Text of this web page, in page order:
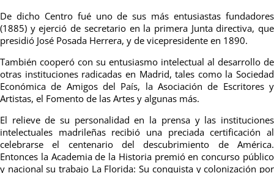
De dicho Centro fué uno de sus más entusiastas fundadores
(1885) y ejerció de secretario en la primera Junta directiva, que
presidió José Posada Herrera, y de vicepresidente en 1890.
También cooperó con su entusiasmo intelectual al desarrollo de
otras instituciones radicadas en Madrid, tales como la Sociedad
Económica de Amigos del País, la Asociación de Escritores y
Artistas, el Fomento de las Artes y algunas más.
El relieve de su personalidad en la prensa y las instituciones
intelectuales madrileñas recibió una preciada certificación al
celebrarse el centenario del descubrimiento de América.
Entonces la Academia de la Historia premió en concurso público
y nacional su trabajo La Florida: Su conquista y colonización por